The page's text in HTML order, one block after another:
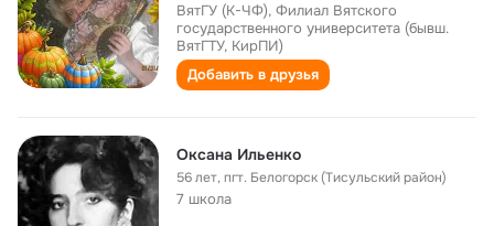
ВятГУ (К-ЧФ), Филиал Вятского
государственного университета (бывш.
ВятГТУ, КирПИ)
Добавить в друзья
Оксана Ильенко
56 лет,пгт. Белогорск (Тисульский район)
7 школа